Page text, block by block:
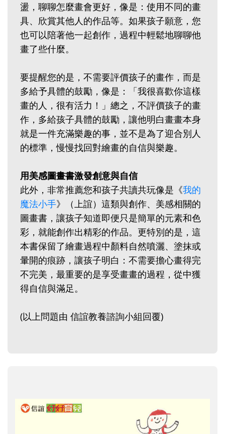
盪，聊聊怎麼畫會更好，像是：使用不同的畫
具、欣賞其他人的作品等。如果孩子願意，您
也可以陪著他一起創作，過程中輕鬆地聊聊他
畫了些什麼。
要提醒您的是，不需要評價孩子的畫作，而是
多給予具體的鼓勵，像是：「我很喜歡你這樣
畫的人，很有活力！」總之，不評價孩子的畫
作，多給孩子具體的鼓勵，讓他明白畫畫本身
就是一件充滿樂趣的事，並不是為了迎合別人
的標準，慢慢找回對繪畫的自信與樂趣。
用美感圖畫書激發創意與自信
此外，非常推薦您和孩子共讀共玩像是《我的
魔法小手》（上誼）這類與創作、美感相關的
圖畫書，讓孩子知道即便只是簡單的元素和色
彩，就能創作出精彩的作品。更特別的是，這
本書保留了繪畫過程中顏料自然噴灑、塗抹或
暈開的痕跡，讓孩子明白：不需要擔心畫得完
不完美，最重要的是享受畫畫的過程，從中獲
得自信與滿足。
(以上問題由 信誼教養諮詢小組回覆)